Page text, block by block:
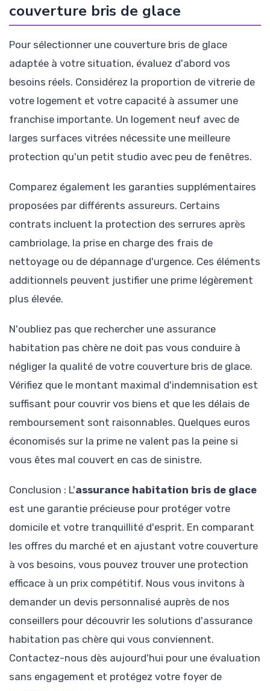
couverture bris de glace
Pour sélectionner une couverture bris de glace
adaptée à votre situation, évaluez d'abord vos
besoins réels. Considérez la proportion de vitrerie de
votre logement et votre capacité à assumer une
franchise importante. Un logement neuf avec de
larges surfaces vitrées nécessite une meilleure
protection qu'un petit studio avec peu de fenêtres.
Comparez également les garanties supplémentaires
proposées par différents assureurs. Certains
contrats incluent la protection des serrures après
cambriolage, la prise en charge des frais de
nettoyage ou de dépannage d'urgence. Ces éléments
additionnels peuvent justifier une prime légèrement
plus élevée.
N'oubliez pas que rechercher une assurance
habitation pas chère ne doit pas vous conduire à
négliger la qualité de votre couverture bris de glace.
Vérifiez que le montant maximal d'indemnisation est
suffisant pour couvrir vos biens et que les délais de
remboursement sont raisonnables. Quelques euros
économisés sur la prime ne valent pas la peine si
vous êtes mal couvert en cas de sinistre.
Conclusion : L'assurance habitation bris de glace
est une garantie précieuse pour protéger votre
domicile et votre tranquillité d'esprit. En comparant
les offres du marché et en ajustant votre couverture
à vos besoins, vous pouvez trouver une protection
efficace à un prix compétitif. Nous vous invitons à
demander un devis personnalisé auprès de nos
conseillers pour découvrir les solutions d'assurance
habitation pas chère qui vous conviennent.
Contactez-nous dès aujourd'hui pour une évaluation
sans engagement et protégez votre foyer de